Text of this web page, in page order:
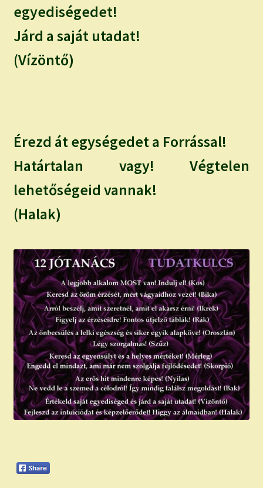
egyediségedet!
Járd a saját utadat!
(Vízöntő)
Érezd át egységedet a Forrással!
Határtalan vagy! Végtelen
lehetőségeid vannak!
(Halak)